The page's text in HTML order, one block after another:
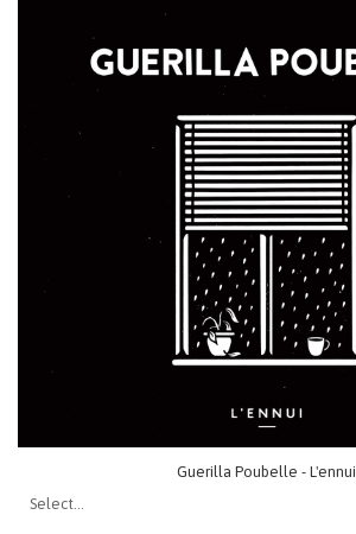
Guerilla Poubelle - L'ennui